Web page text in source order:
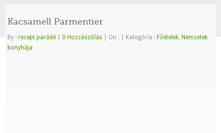
Kacsamell Parmentier
By :recept parádé 0 Hozzászólás On : Kategória : Főételek, Nemzetek
konyhája